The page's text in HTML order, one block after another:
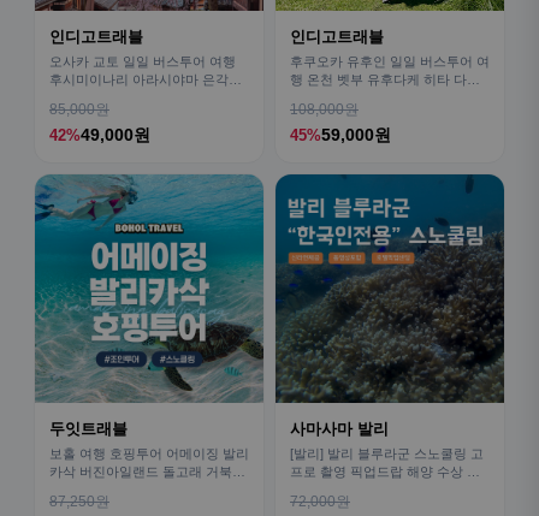
인디고트래블
오사카 교토 일일 버스투어 여행
후시미이나리 아라시야마 은각사
85,000원
42%49,000원
인디고트래블
후쿠오카 유후인 일일 버스투어 여
행 온천 벳부 유후다케 히타 다자
108,000원
45%59,000원
두잇트래블
보홀 여행 호핑투어 어메이징 발리
카삭 버진아일랜드 돌고래 거북이
87,250원
사마사마 발리
[발리] 발리 블루라군 스노쿨링 고
프로 촬영 픽업드랍 해양 수상 액
72,000원